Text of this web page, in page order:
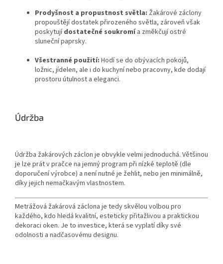
Prodyšnost a propustnost světla: Žakárové záclony
propouštějí dostatek přirozeného světla, zároveň však
poskytujídostatečné soukromía změkčují ostré
sluneční paprsky.
Všestranné použití: Hodí se do obývacích pokojů,
ložnic, jídelen, ale i do kuchyní nebo pracovny, kde dodají
prostoru útulnost a eleganci.
Údržba
Údržba žakárových záclon je obvykle velmi jednoduchá. Většinou
je lze prát v pračce na jemný program při nízké teplotě (dle
doporučení výrobce) a není nutné je žehlit, nebo jen minimálně,
díky jejich nemačkavým vlastnostem.
Metrážová žakárová záclona je tedy skvělou volbou pro
každého, kdo hledá kvalitní, esteticky přitažlivou a praktickou
dekoraci oken. Je to investice, která se vyplatí díky své
odolnosti a nadčasovému designu.